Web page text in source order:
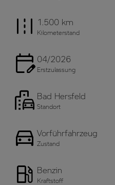
1.500 km
Kilometerstand
04/2026
Erstzulassung
Bad Hersfeld
Standort
Vorführfahrzeug
Zustand
Benzin
Kraftstoff